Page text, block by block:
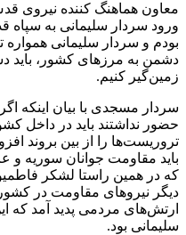
معاون هماهنگ کننده نیروی
ورود سردار سلیمانی به سپاه
بودم و سردار سلیمانی
دشمن به مرزهای کشور، باید
زمین‌گیر کنیم.
سردار مسجدی با بیان اینکه
حضور نداشتند باید در داخل
تروریست‌ها را از بین بروند
باید مقاومت جوانان سوریه و
که در همین راستا لشکر
دیگر نیروهای مقاومت در
ارتش‌های مردمی پدید آمد که
سلیمانی بود.